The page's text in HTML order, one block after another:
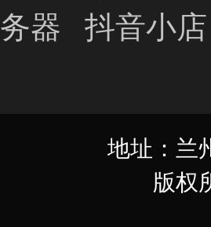
务器
抖音小店
地址：兰
版权